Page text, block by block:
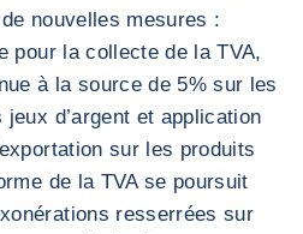
nouvelles mesures :
pour la collecte de la TVA,
à la source de 5% sur les
d’argent et application
sur les produits
de la TVA se poursuit
resserrées sur